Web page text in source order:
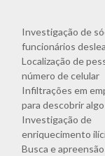
Investigação de
funcionários
Localização de
número de celular
Infiltrações em
para descobrir
Investigação de
enriquecimento
Busca e